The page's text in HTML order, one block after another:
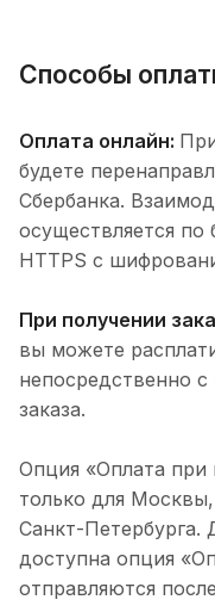
Способы
Оплата онлайн:
будете
Сбербанка.
осуществляется по
HTTPS с
При получении
вы можете
непосредственно
заказа.
Опция «Оплата при
только для
Санкт-Петербурга.
доступна опция
отправляются